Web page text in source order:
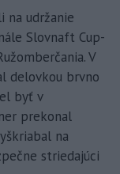
na udržanie
Slovnaft Cup-
V
delovkou brvno
byť v
prekonal
na
striedajúci